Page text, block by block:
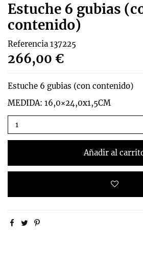
Estuche 6 gubias
contenido)
Referencia 137225
266,00 €
Estuche 6 gubias (con contenido)
MEDIDA: 16,0×24,0x1,5CM
Añadir al